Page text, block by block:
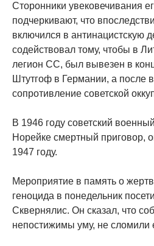
Сторонники увековечивания
подчеркивают, что
включился в антинацистскую
содействовал тому, чтобы в
легион СС, был вывезен в
Штутгоф в Германии, а после
сопротивление советской
В 1946 году советский
Норейке смертный приговор,
1947 году.
Мероприятие в память о
геноцида в понедельник
Сквернялис. Он сказал, что
непостижимы уму, не сломили